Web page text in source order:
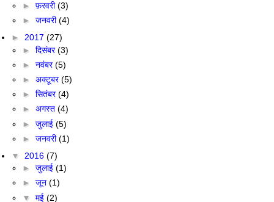
► फ़रवरी(3)
► जनवरी(4)
► 2017 (27)
► दिसंबर(3)
► नवंबर(5)
► अक्टूबर(5)
► सितंबर(4)
► अगस्त (4)
► जुलाई (5)
► जनवरी(1)
▼ 2016 (7)
► जुलाई (1)
► जून (1)
▼ मई (2)